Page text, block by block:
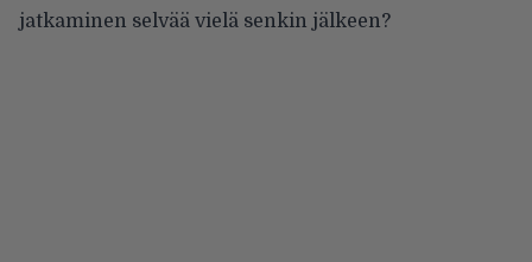
jatkaminen selvää vielä senkin jälkeen?